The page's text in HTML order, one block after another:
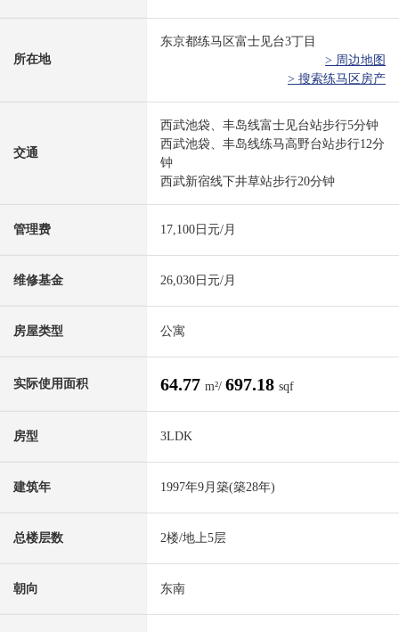
所在地
东京都练马区富士见台3丁目
> 周边地图
> 搜索练马区房产
交通
西武池袋、丰岛线富士见台站步行5分钟
西武池袋、丰岛线练马高野台站步行12分
钟
西武新宿线下井草站步行20分钟
管理费 17,100日元/月
维修基金 26,030日元/月
房屋类型 公寓
实际使用面积 64.77 m²/ 697.18 sqf
房型 3LDK
建筑年 1997年9月築(築28年)
总楼层数 2楼/地上5层
朝向 东南